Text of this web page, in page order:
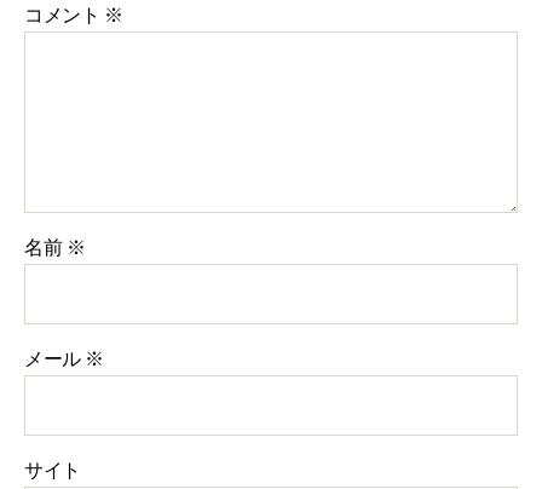
コメント ※
名前 ※
メール ※
サイト